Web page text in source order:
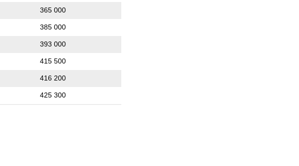
365 000
385 000
393 000
415 500
416 200
425 300